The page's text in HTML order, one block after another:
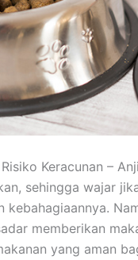
Keracunan –
sehingga wajar
memberikan
yang aman